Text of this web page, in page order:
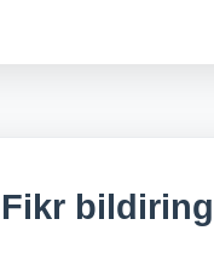
Fikr bildiring